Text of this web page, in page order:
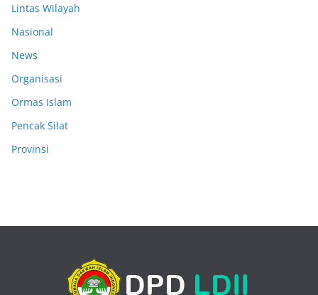
Lintas Wilayah
Nasional
News
Organisasi
Ormas Islam
Pencak Silat
Provinsi